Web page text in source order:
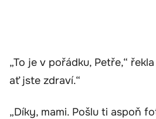
„To je v pořádku, Petře,“
ať jste zdraví.“
„Díky, mami. Pošlu ti aspoň